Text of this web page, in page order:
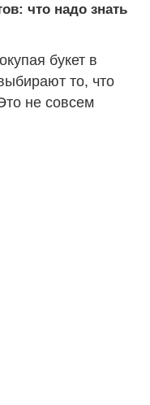
что надо знать
букет в
то, что
не совсем